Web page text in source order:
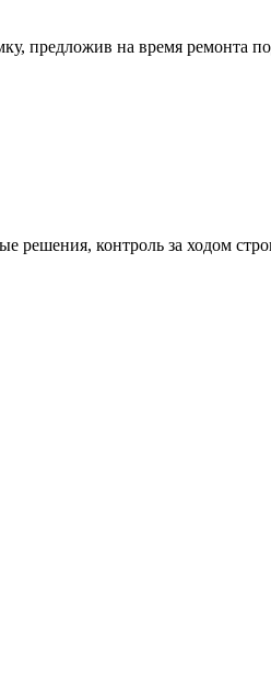
предложив на время ремонта
контроль за ходом